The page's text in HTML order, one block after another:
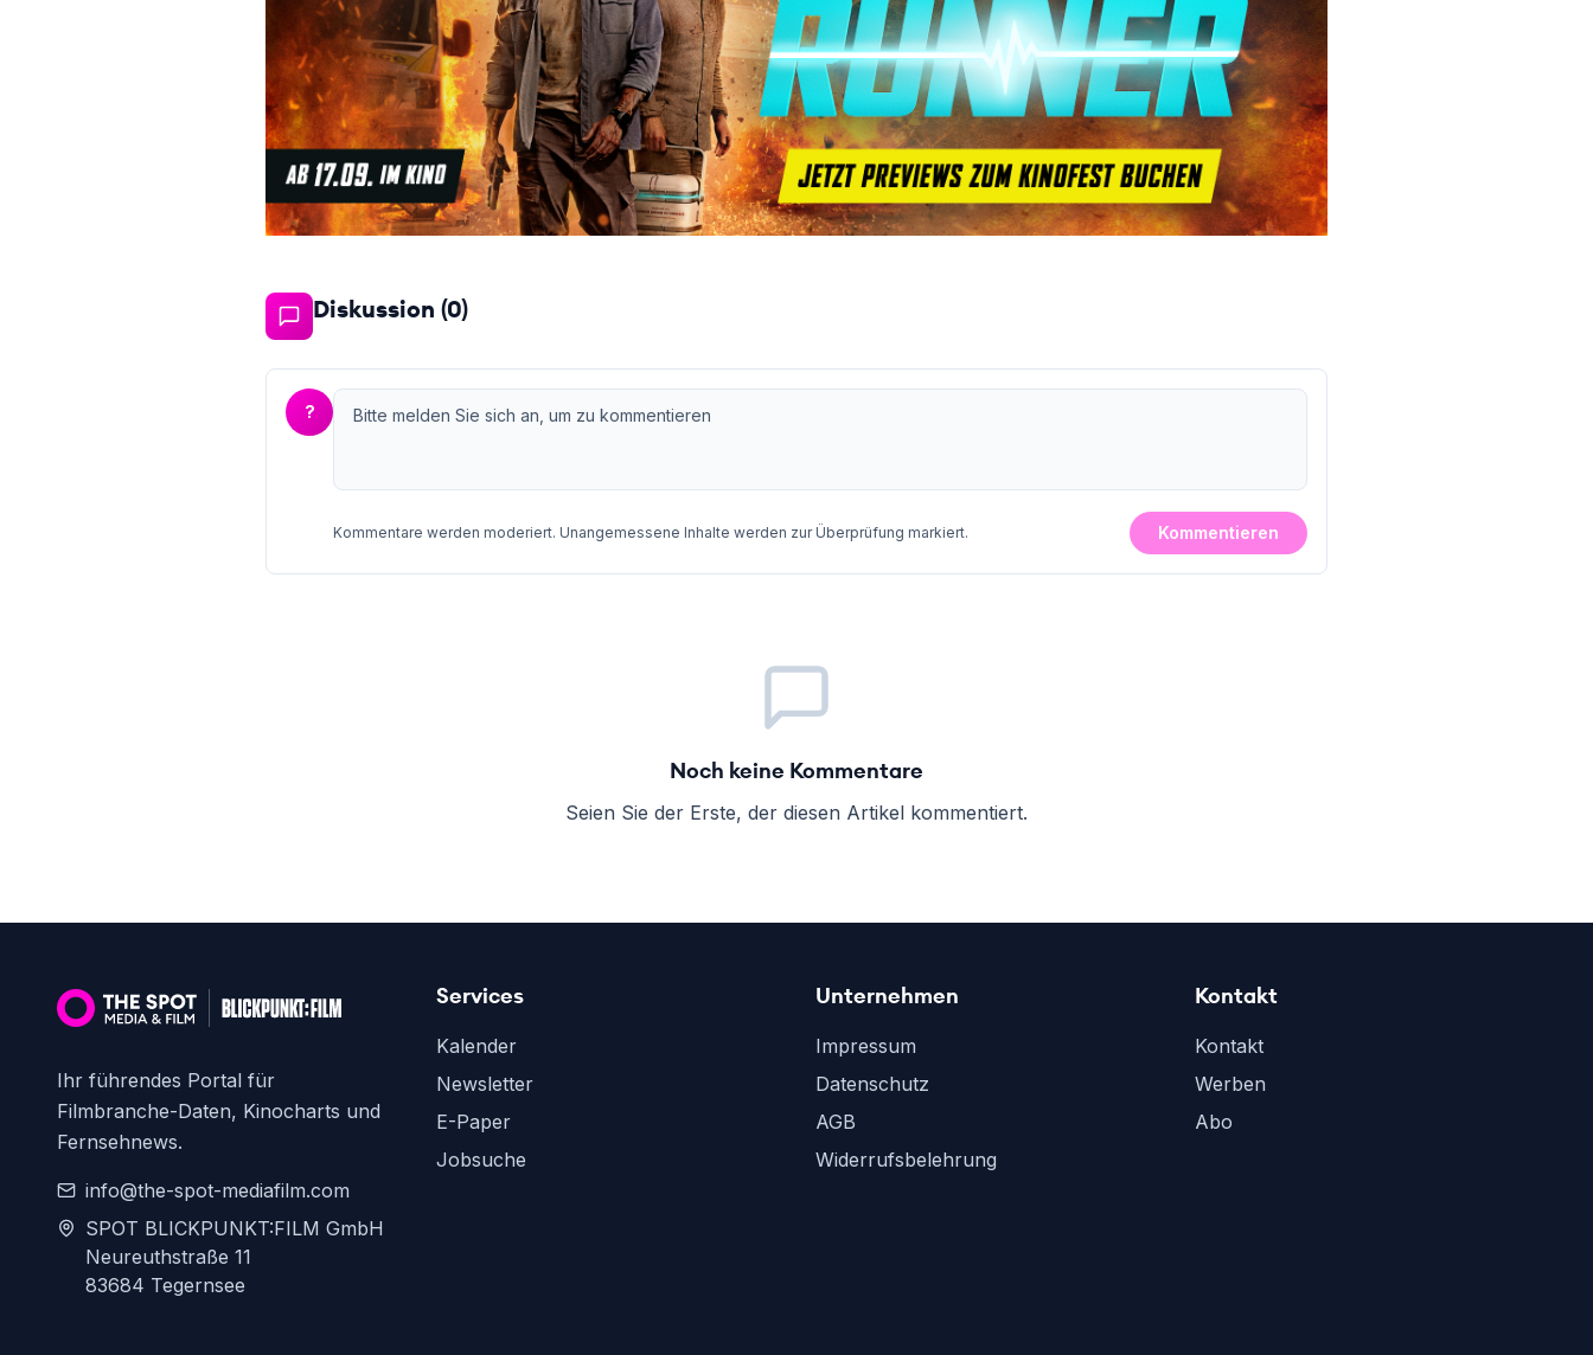
Diskussion (0)
?
Kommentare werden moderiert. Unangemessene Inhalte werden zur Überprüfung markiert. Kommentieren
Noch keine Kommentare
Seien Sie der Erste, der diesen Artikel kommentiert.
Ihr führendes Portal für
Filmbranche-Daten, Kinocharts und
Fernsehnews.
info@the-spot-mediafilm.com
SPOT BLICKPUNKT:FILM GmbH
Neureuthstraße 11
83684 Tegernsee
Services
Kalender
Newsletter
E-Paper
Jobsuche
Unternehmen
Impressum
Datenschutz
AGB
Widerrufsbelehrung
Kontakt
Kontakt
Werben
Abo